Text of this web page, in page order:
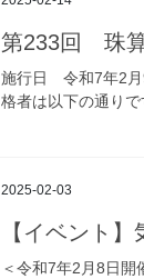
第233回 珠算
施行日 令和7年2月
格者は以下の通り
2025-02-03
【イベント
＜令和7年2月8日開